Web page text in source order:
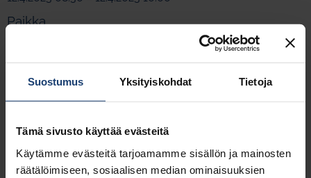
Suostumus Yksityiskohdat Tietoja
Tämä sivusto käyttää evästeitä
Käytämme evästeitä tarjoamamme sisällön ja mainosten
räätälöimiseen, sosiaalisen median ominaisuuksien
Paikka